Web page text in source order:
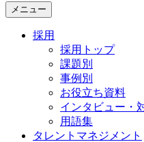
メニュー
採用
採用トップ
課題別
事例別
お役立ち資料
インタビュー・
用語集
タレントマネジメント